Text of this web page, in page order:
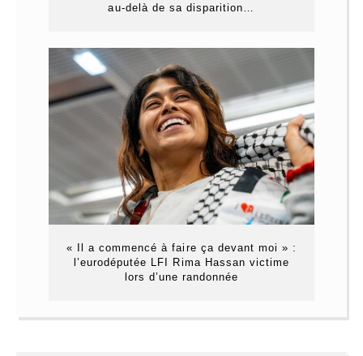
au-delà de sa disparition…
« Il a commencé à faire ça devant moi » :
l’eurodéputée LFI Rima Hassan victime
lors d’une randonnée